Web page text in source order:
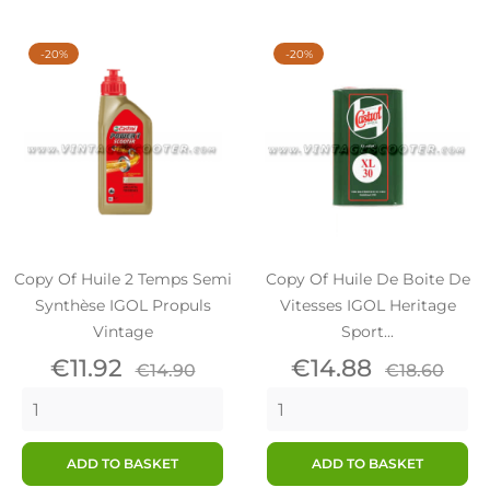
Copy Of Huile 2 Temps Semi
Synthèse IGOL Propuls
Vintage
Price
€11.92 Regular
€14.90
ADD TO BASKET
-20%
Copy Of Huile De Boite De
Vitesses IGOL Heritage
Sport...
Price
€14.88 Regular
€18.60
ADD TO BASKET
-20%